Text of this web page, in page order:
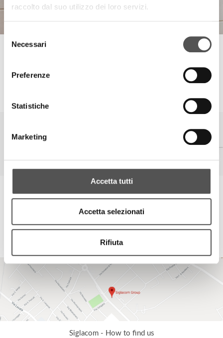
raccolto dal suo utilizzo dei loro servizi.
Selezione
delNecessari
Preferenze
Statistiche
Marketing
Accetta tutti
Accetta selezionati
Rifiuta
If you have any question, please contact our Relations' team.
Siglacom - How to find us